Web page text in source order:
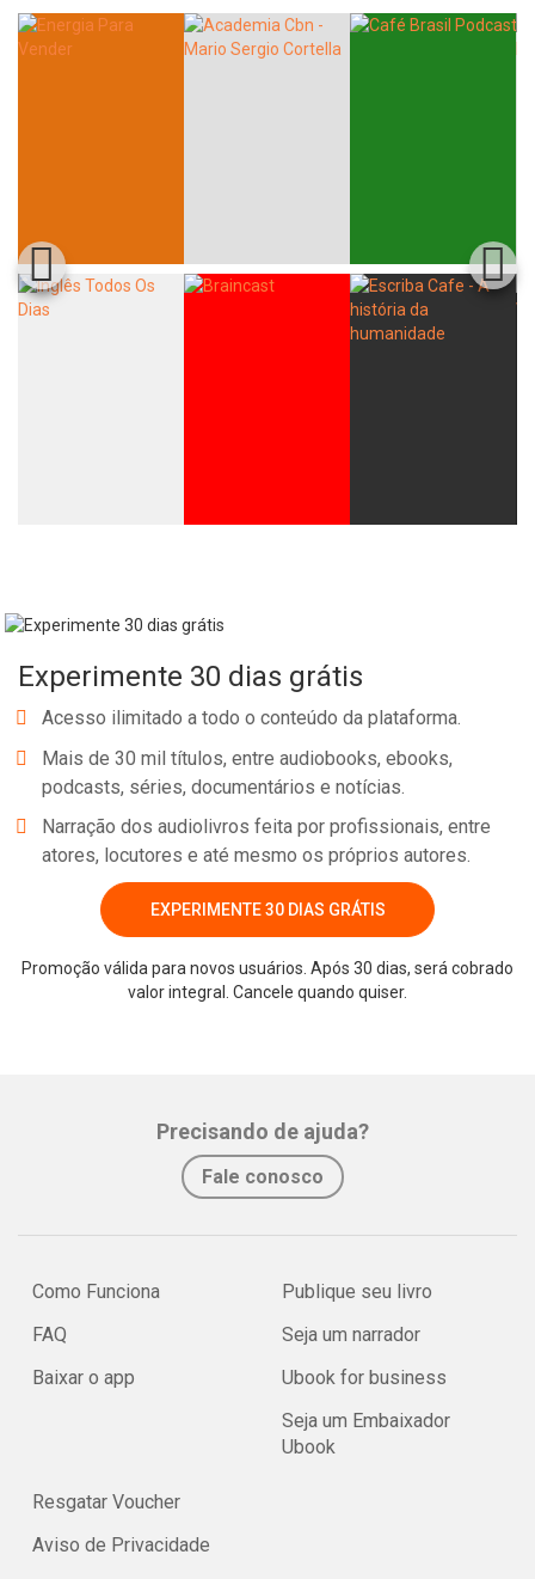
Experimente 30 dias grátis
Acesso ilimitado a todo o conteúdo da plataforma.
Mais de 30 mil títulos, entre audiobooks, ebooks,
podcasts, séries, documentários e notícias.
Narração dos audiolivros feita por profissionais, entre
atores, locutores e até mesmo os próprios autores.
EXPERIMENTE 30 DIAS GRÁTIS
Promoção válida para novos usuários. Após 30 dias, será cobrado
valor integral. Cancele quando quiser.
Precisando de ajuda?
Fale conosco
Como Funciona
FAQ
Baixar o app
Publique seu livro
Seja um narrador
Ubook for business
Seja um Embaixador
Ubook
Resgatar Voucher
Aviso de Privacidade